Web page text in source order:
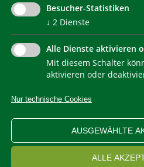
IMPRESSUM PRIVACY
WEB STATISTIKEN
Besucher-Statistiken
↓ 2 Dienste
Alle Dienste aktivieren
Mit diesem Schalter
aktivieren oder
Nur technische Cookies
AUSGEWÄHLTE
ALLE